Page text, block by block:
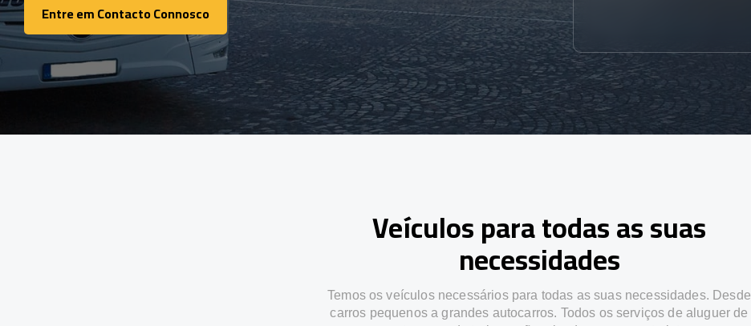
Entre em Contacto Connosco
Entre em Contacto Connosco
Veículos para todas as suas
necessidades
Temos os veículos necessários para todas as suas necessidades. Desde
carros pequenos a grandes autocarros. Todos os serviços de aluguer de